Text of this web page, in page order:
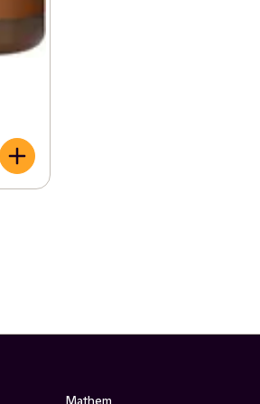
Mathem